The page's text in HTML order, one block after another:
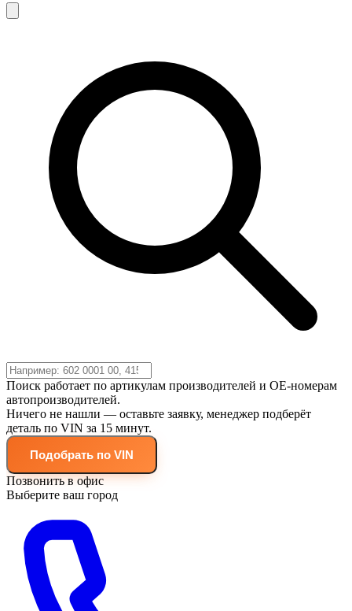
Поиск работает по артикулам производителей и OE-номерам
автопроизводителей.
Ничего не нашли — оставьте заявку, менеджер подберёт
деталь по VIN за 15 минут.
Подобрать по VIN
Позвонить в офис
Выберите ваш город